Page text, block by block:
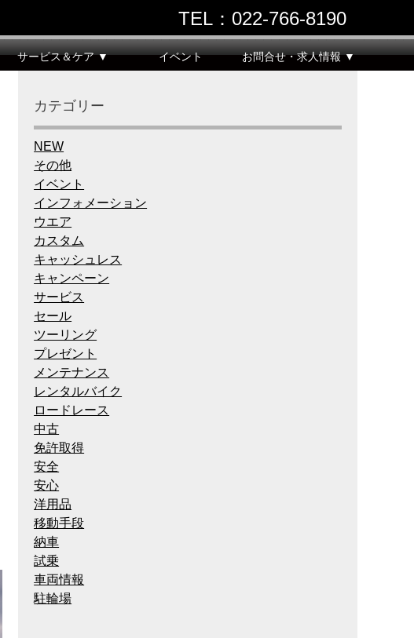
TEL：022‐766‐8190
サービス＆ケア ▼ イベント お問合せ・求人情報 ▼
カテゴリー
NEW
その他
イベント
インフォメーション
ウエア
カスタム
キャッシュレス
キャンペーン
サービス
セール
ツーリング
プレゼント
メンテナンス
レンタルバイク
ロードレース
中古
免許取得
安全
安心
洋用品
移動手段
納車
試乗
車両情報
駐輪場